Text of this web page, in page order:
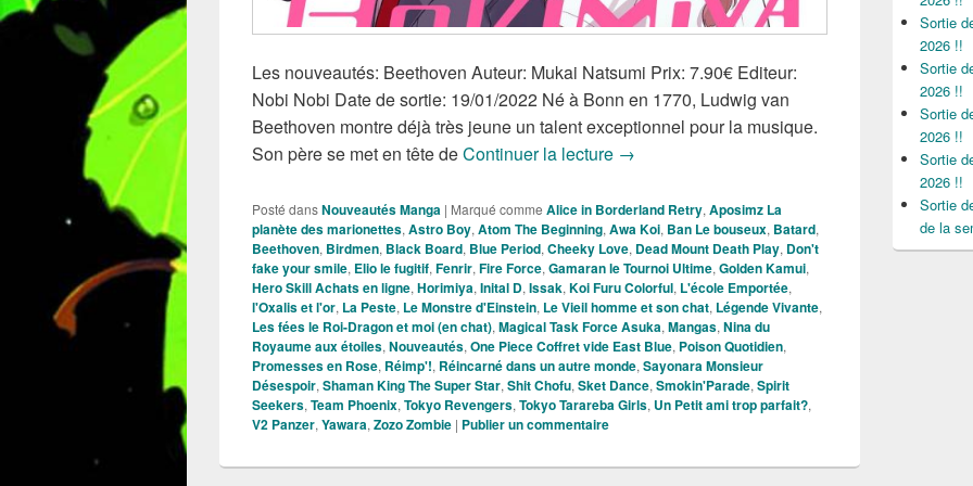
Les nouveautés: Beethoven Auteur: Mukai Natsumi Prix: 7.90€ Editeur:
Nobi Nobi Date de sortie: 19/01/2022 Né à Bonn en 1770, Ludwig van
Beethoven montre déjà très jeune un talent exceptionnel pour la musique.
Son père se met en tête deContinuer la lecture Nouveautés Mangas de la Semaine du 17
→
Posté dansNouveautés Manga | Marqué comme Alice in Borderland Retry, Aposimz La
planète des marionettes, Astro Boy, Atom The Beginning, Awa Koi, Ban Le bouseux, Batard,
Beethoven, Birdmen, Black Board, Blue Period, Cheeky Love, Dead Mount Death Play, Don't
fake your smile, Elio le fugitif, Fenrir, Fire Force, Gamaran le Tournoi Ultime, Golden Kamui,
Hero Skill Achats en ligne, Horimiya, Inital D, Issak, Koi Furu Colorful, L'école Emportée,
l'Oxalis et l'or, La Peste, Le Monstre d'Einstein, Le Vieil homme et son chat, Légende Vivante,
Les fées le Roi-Dragon et moi (en chat), Magical Task Force Asuka, Mangas, Nina du
Royaume aux étoiles, Nouveautés, One Piece Coffret vide East Blue, Poison Quotidien,
Promesses en Rose, Réimp'!, Réincarné dans un autre monde, Sayonara Monsieur
Désespoir, Shaman King The Super Star, Shit Chofu, Sket Dance, Smokin'Parade, Spirit
Seekers, Team Phoenix, Tokyo Revengers, Tokyo Tarareba Girls, Un Petit ami trop parfait?,
V2 Panzer, Yawara, Zozo Zombie | Publier un commentaire
Sortie
2026 !!
Sortie
2026 !!
Sortie
2026 !!
Sortie
2026 !!
Sortie
de la